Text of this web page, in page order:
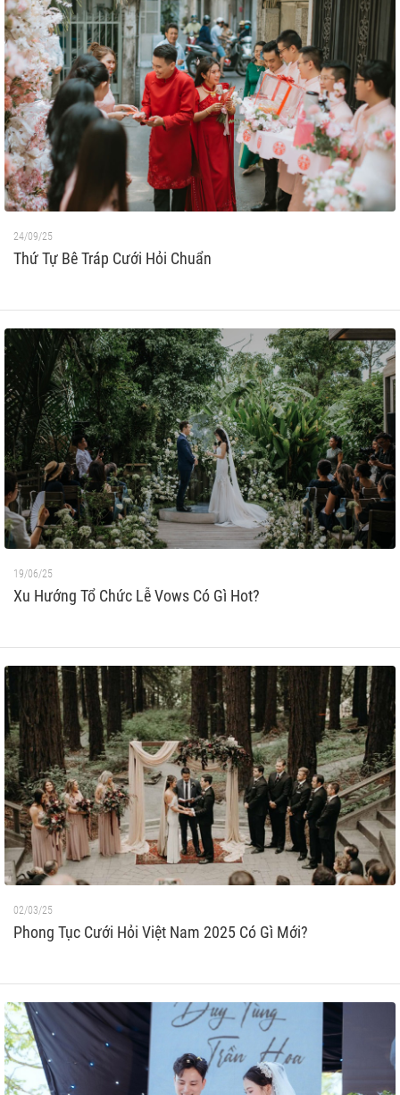
24/09/25
Thứ Tự Bê Tráp Cưới Hỏi Chuẩn
19/06/25
Xu Hướng Tổ Chức Lễ Vows Có Gì Hot?
02/03/25
Phong Tục Cưới Hỏi Việt Nam 2025 Có Gì Mới?